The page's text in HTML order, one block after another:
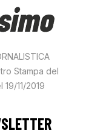
Stampa del
11/2019